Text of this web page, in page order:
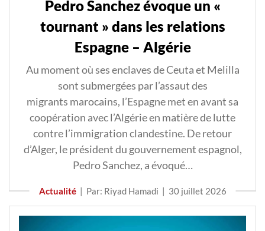
Pedro Sanchez évoque un «
tournant » dans les relations
Espagne – Algérie
Au moment où ses enclaves de Ceuta et Melilla
sont submergées par l’assaut des
migrants marocains, l’Espagne met en avant sa
coopération avec l’Algérie en matière de lutte
contre l’immigration clandestine. De retour
d’Alger, le président du gouvernement espagnol,
Pedro Sanchez, a évoqué…
Actualité | Par: Riyad Hamadi | 30 juillet 2026